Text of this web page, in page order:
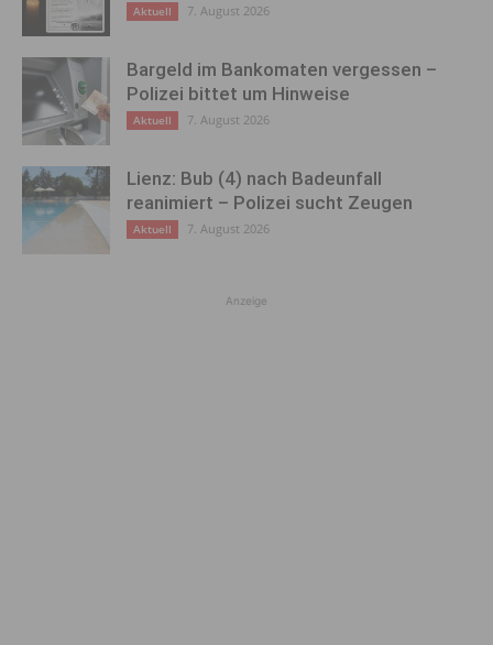
Aktuell 7. August 2026
Bargeld im Bankomaten vergessen –
Polizei bittet um Hinweise
Aktuell 7. August 2026
Lienz: Bub (4) nach Badeunfall
reanimiert – Polizei sucht Zeugen
Aktuell 7. August 2026
Anzeige